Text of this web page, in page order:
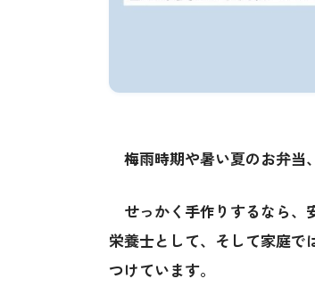
梅雨時期や暑い夏のお弁当
せっかく手作りするなら、
栄養士として、そして家庭で
つけています。